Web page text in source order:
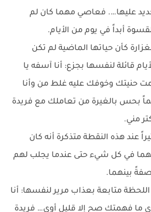
عليها…. فعاصي مهما كان لم
أبداً في يوم من الأيام.
كأن حياتها الماضية لم تكن
قائلة لنفسها بجزع: أنا آسفه يا
حنيتك وخوفك عليه غلط من وأنا
بحس بالغيرة من تعاملك مع فريدة
مني.
عند هذه النقطة متذكرة أنه كان
في كل شيء حتى عندما يجلب لهم
بينهما.
متابعة بعذاب مرير لنفسها: أنا
ما فهمتك صح إلا قليل أوي… فريدة